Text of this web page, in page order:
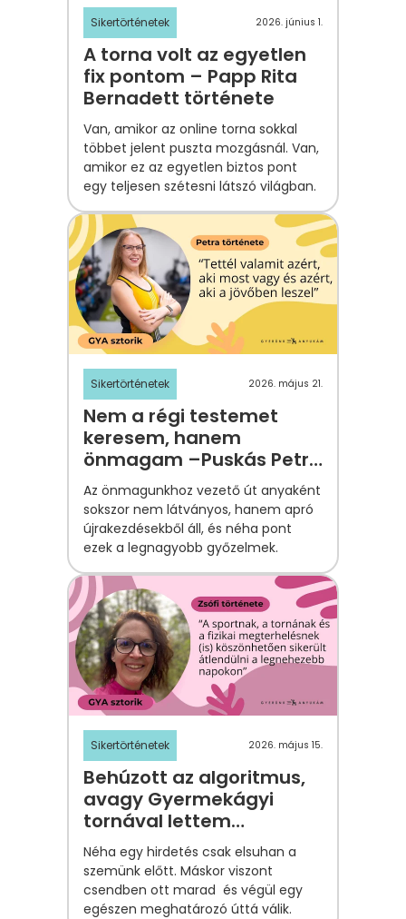
Sikertörténetek 2026. június 1.
A torna volt az egyetlen
fix pontom – Papp Rita
Bernadett története
Van, amikor az online torna sokkal
többet jelent puszta mozgásnál. Van,
amikor ez az egyetlen biztos pont
egy teljesen szétesni látszó világban.
Sikertörténetek 2026. május 21.
Nem a régi testemet
keresem, hanem
önmagam –Puskás Petra
története
Az önmagunkhoz vezető út anyaként
sokszor nem látványos, hanem apró
újrakezdésekből áll, és néha pont
ezek a legnagyobb győzelmek.
Sikertörténetek 2026. május 15.
Behúzott az algoritmus,
avagy Gyermekágyi
tornával lettem
fejedelmi ezres - Perényi
Zsófi története
Néha egy hirdetés csak elsuhan a
szemünk előtt. Máskor viszont
csendben ott marad és végül egy
egészen meghatározó úttá válik.